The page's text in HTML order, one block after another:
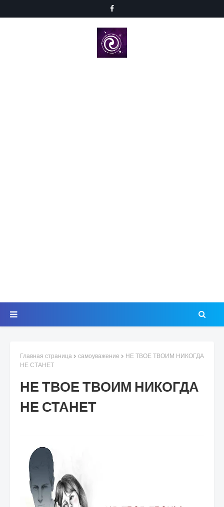
Главная страница самоуважение
НЕ ТВОЕ ТВОИМ НИКОГДА
НЕ СТАНЕТ
НЕ ТВОЕ ТВОИМ НИКОГДА
НЕ СТАНЕТ